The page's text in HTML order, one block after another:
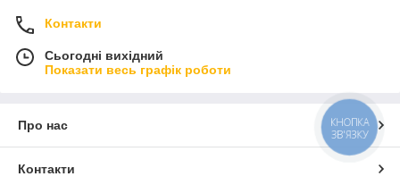
Контакти
Сьогодні вихідний
Показати весь графік роботи
Про нас
Контакти
КНОПКА
ЗВ'ЯЗКУ